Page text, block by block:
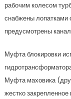
рабочим колесом
снабжены
предусмотрены
Муфта блокировки
Муфта маховика
жестко